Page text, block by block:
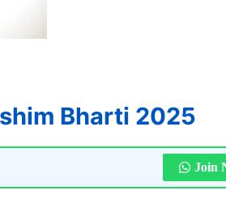
Bharti 2025
Join